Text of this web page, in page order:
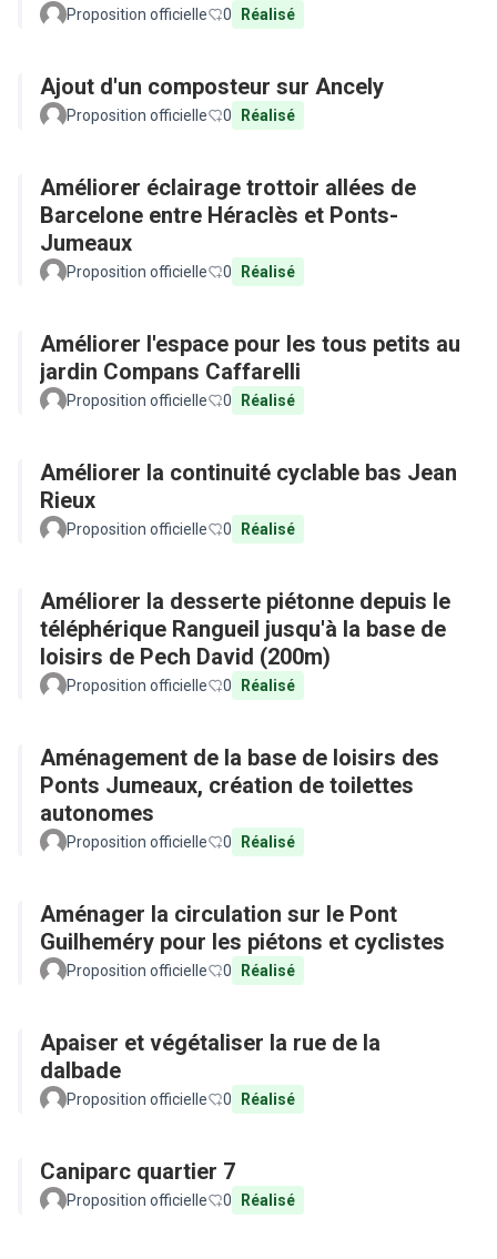
Proposition officielle 0 Réalisé
Ajout d'un composteur sur Ancely
Proposition officielle 0 Réalisé
Améliorer éclairage trottoir allées de
Barcelone entre Héraclès et Ponts-
Jumeaux
Proposition officielle 0 Réalisé
Améliorer l'espace pour les tous petits au
jardin Compans Caffarelli
Proposition officielle 0 Réalisé
Améliorer la continuité cyclable bas Jean
Rieux
Proposition officielle 0 Réalisé
Améliorer la desserte piétonne depuis le
téléphérique Rangueil jusqu'à la base de
loisirs de Pech David (200m)
Proposition officielle 0 Réalisé
Aménagement de la base de loisirs des
Ponts Jumeaux, création de toilettes
autonomes
Proposition officielle 0 Réalisé
Aménager la circulation sur le Pont
Guilheméry pour les piétons et cyclistes
Proposition officielle 0 Réalisé
Apaiser et végétaliser la rue de la
dalbade
Proposition officielle 0 Réalisé
Caniparc quartier 7
Proposition officielle 0 Réalisé